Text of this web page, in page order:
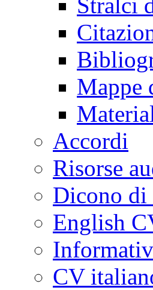
Mappe
Accordi
Risorse
Dicono di
English
CV